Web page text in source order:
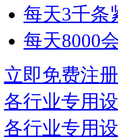
每天3千条
每天8000
立即免费注册
各行业专用
各行业专用